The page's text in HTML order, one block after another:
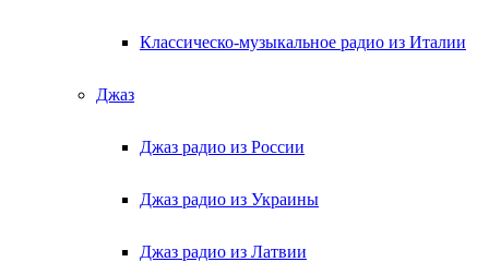
Классическо-музыкальное радио из Италии
Джаз
Джаз радио из России
Джаз радио из Украины
Джаз радио из Латвии